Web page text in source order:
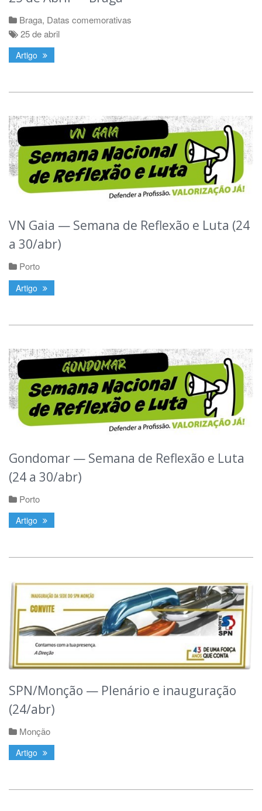
Braga, Datas comemorativas
25 de abril
Artigo
VN Gaia — Semana de Reflexão e Luta (24
a 30/abr)
Porto
Artigo
Gondomar — Semana de Reflexão e Luta
(24 a 30/abr)
Porto
Artigo
SPN/Monção — Plenário e inauguração
(24/abr)
Monção
Artigo